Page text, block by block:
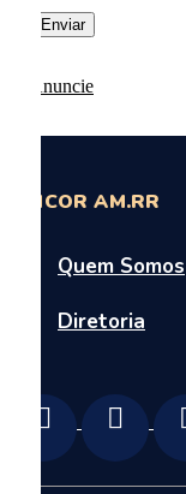
SINCOR AM.RR
Quem Somos
Diretoria